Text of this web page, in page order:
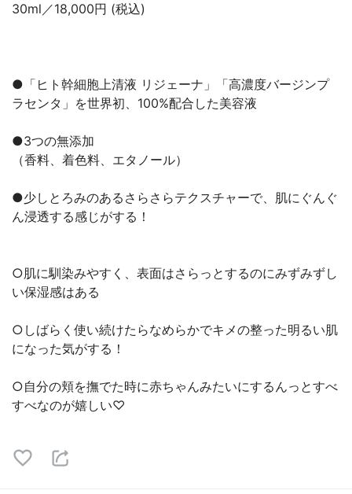
30ml／18,000円 (税込)
●「ヒト幹細胞上清液 リジェーナ」「高濃度バージンプ
ラセンタ」を世界初、100%配合した美容液
●3つの無添加
（香料、着色料、エタノール）
●少しとろみのあるさらさらテクスチャーで、肌にぐんぐ
ん浸透する感じがする！
○肌に馴染みやすく、表面はさらっとするのにみずみずし
い保湿感はある
○しばらく使い続けたらなめらかでキメの整った明るい肌
になった気がする！
○自分の頬を撫でた時に赤ちゃんみたいにするんっとすべ
すべなのが嬉しい♡